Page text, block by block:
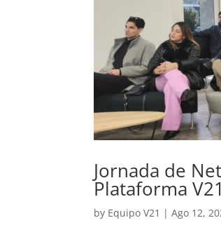
Jornada de
Plataforma V21
by Equipo V21 |Ago 12,